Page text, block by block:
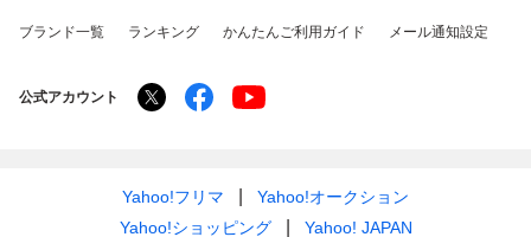
ブランド一覧 ランキング かんたんご利用ガイド メール通知設定
公式アカウント
Yahoo!フリマ
Yahoo!オークション
Yahoo!ショッピング
Yahoo! JAPAN